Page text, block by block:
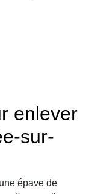
enlever
sur-
épave de